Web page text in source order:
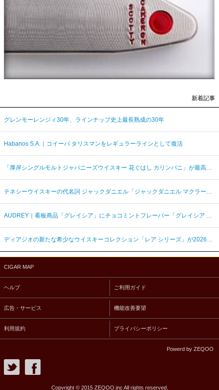
新着記事
グレンモーレンジィ30年、ラインナップ史上最長熟成の30年
Habanos S.A.｜コイーバ タリスマンをレギュラーラインとして復活
「厚岸シングルモルトジャパニーズウイスキー 花ぐはし カリンパニ」が最高金賞、ジャパングランプリ受賞
テネシーウイスキーの代名詞 ジャックダニエル「ジャックダニエル マクラーレン2026ラベル」を数量限定発売
AUDREY｜看板商品「グレイシア」にチョコミントフレーバー「グレイシア チョコミンティ」が新登場
ディアジオの新たな希少なウイスキーコレクション「レア シリーズ」が2026年7月7日（火）より日本発売
CIGAR MAP
ヘルプ ご利用ガイド
広告・サービス 機能改善要望
利用規約 プライバシーポリシー
Powerd by ZEQOO
Copyright © 2015 ZEQOO.inc All rights reserved.